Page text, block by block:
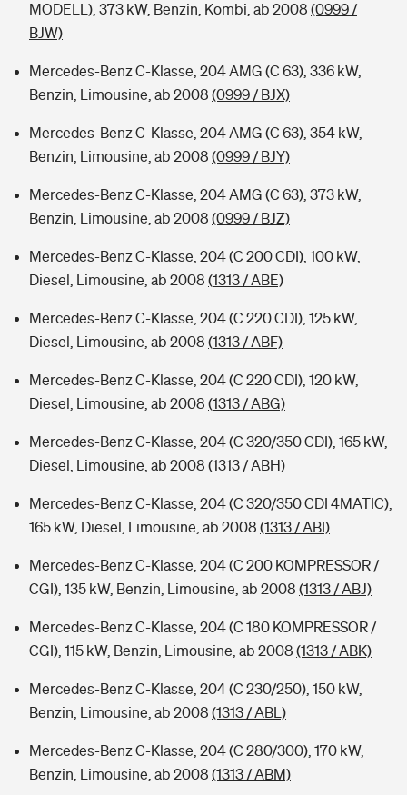
MODELL), 373 kW, Benzin, Kombi, ab 2008 (0999 /
BJW)
Mercedes-Benz C-Klasse, 204 AMG (C 63), 336 kW,
Benzin, Limousine, ab 2008 (0999 / BJX)
Mercedes-Benz C-Klasse, 204 AMG (C 63), 354 kW,
Benzin, Limousine, ab 2008 (0999 / BJY)
Mercedes-Benz C-Klasse, 204 AMG (C 63), 373 kW,
Benzin, Limousine, ab 2008 (0999 / BJZ)
Mercedes-Benz C-Klasse, 204 (C 200 CDI), 100 kW,
Diesel, Limousine, ab 2008 (1313 / ABE)
Mercedes-Benz C-Klasse, 204 (C 220 CDI), 125 kW,
Diesel, Limousine, ab 2008 (1313 / ABF)
Mercedes-Benz C-Klasse, 204 (C 220 CDI), 120 kW,
Diesel, Limousine, ab 2008 (1313 / ABG)
Mercedes-Benz C-Klasse, 204 (C 320/350 CDI), 165 kW,
Diesel, Limousine, ab 2008 (1313 / ABH)
Mercedes-Benz C-Klasse, 204 (C 320/350 CDI 4MATIC),
165 kW, Diesel, Limousine, ab 2008 (1313 / ABI)
Mercedes-Benz C-Klasse, 204 (C 200 KOMPRESSOR /
CGI), 135 kW, Benzin, Limousine, ab 2008 (1313 / ABJ)
Mercedes-Benz C-Klasse, 204 (C 180 KOMPRESSOR /
CGI), 115 kW, Benzin, Limousine, ab 2008 (1313 / ABK)
Mercedes-Benz C-Klasse, 204 (C 230/250), 150 kW,
Benzin, Limousine, ab 2008 (1313 / ABL)
Mercedes-Benz C-Klasse, 204 (C 280/300), 170 kW,
Benzin, Limousine, ab 2008 (1313 / ABM)